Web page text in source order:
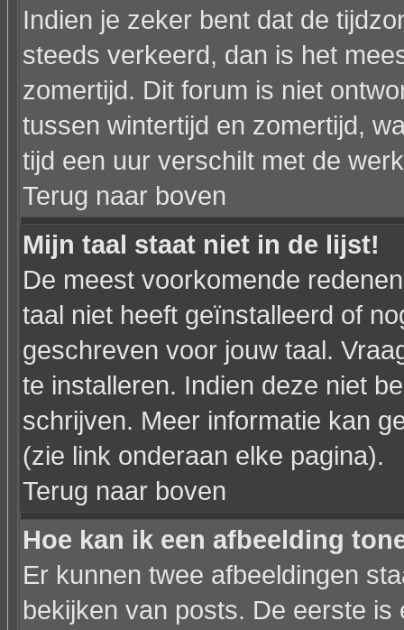
Indien je zeker bent dat de
steeds verkeerd, dan is het
zomertijd. Dit forum is niet
tussen wintertijd en zomertijd,
tijd een uur verschilt met de
Terug naar boven
Mijn taal staat niet in de lijst!
De meest voorkomende
taal niet heeft geïnstalleerd of
geschreven voor jouw taal.
te installeren. Indien deze niet
schrijven. Meer informatie kan
(zie link onderaan elke pagina).
Terug naar boven
Hoe kan ik een afbeelding
Er kunnen twee afbeeldingen
bekijken van posts. De eerste